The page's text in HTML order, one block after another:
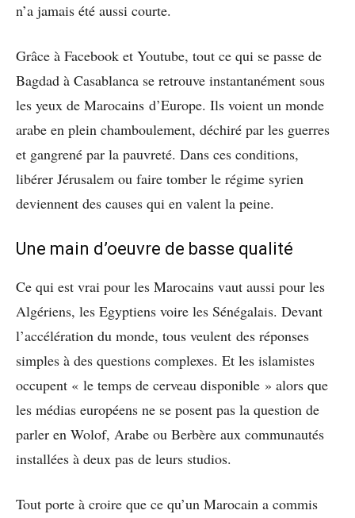
n’a jamais été aussi courte.
Grâce à Facebook et Youtube, tout ce qui se passe de
Bagdad à Casablanca se retrouve instantanément sous
les yeux de Marocains d’Europe. Ils voient un monde
arabe en plein chamboulement, déchiré par les guerres
et gangrené par la pauvreté. Dans ces conditions,
libérer Jérusalem ou faire tomber le régime syrien
deviennent des causes qui en valent la peine.
Une main d’oeuvre de basse qualité
Ce qui est vrai pour les Marocains vaut aussi pour les
Algériens, les Egyptiens voire les Sénégalais. Devant
l’accélération du monde, tous veulent des réponses
simples à des questions complexes. Et les islamistes
occupent « le temps de cerveau disponible » alors que
les médias européens ne se posent pas la question de
parler en Wolof, Arabe ou Berbère aux communautés
installées à deux pas de leurs studios.
Tout porte à croire que ce qu’un Marocain a commis